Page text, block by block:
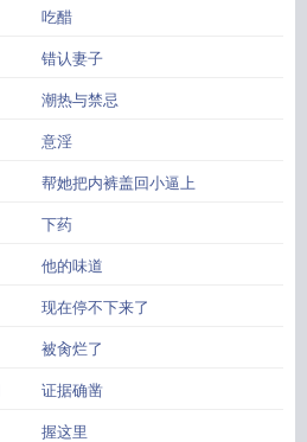
吃醋
错认妻子
潮热与禁忌
意淫
帮她把内裤盖回小逼上
下药
他的味道
现在停不下来了
被肏烂了
证据确凿
握这里